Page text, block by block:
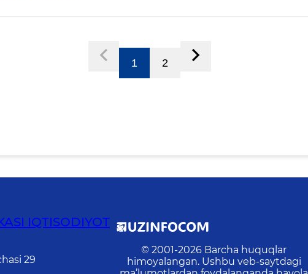
1 2
IQTISODIYOT
29
© 2001-2026 Barcha huquqlar
himoyalangan. Ushbu veb-saytdagi